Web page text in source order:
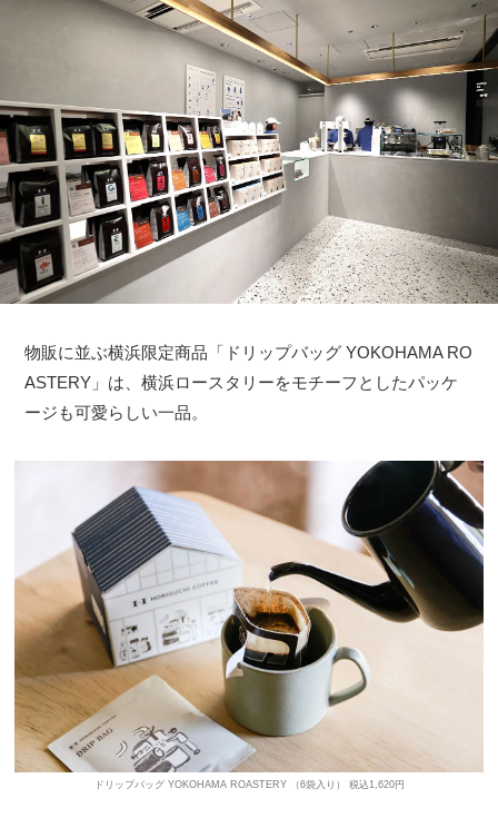
物販に並ぶ横浜限定商品「ドリップバッグ YOKOHAMA RO
ASTERY」は、横浜ロースタリーをモチーフとしたパッケ
ージも可愛らしい一品。
ドリップバッグ YOKOHAMA ROASTERY （6袋入り） 税込1,620円